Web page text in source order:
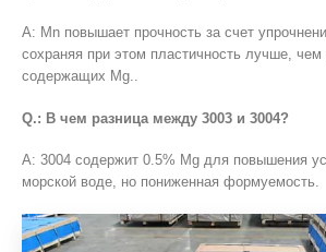
А: Mn повышает прочность за счет
сохраняя при этом пластичность лучше, чем
содержащих Mg..
Q.: В чем разница между 3003 и 3004?
А: 3004 содержит 0.5% Mg для повышения
морской воде, но пониженная формуемость.